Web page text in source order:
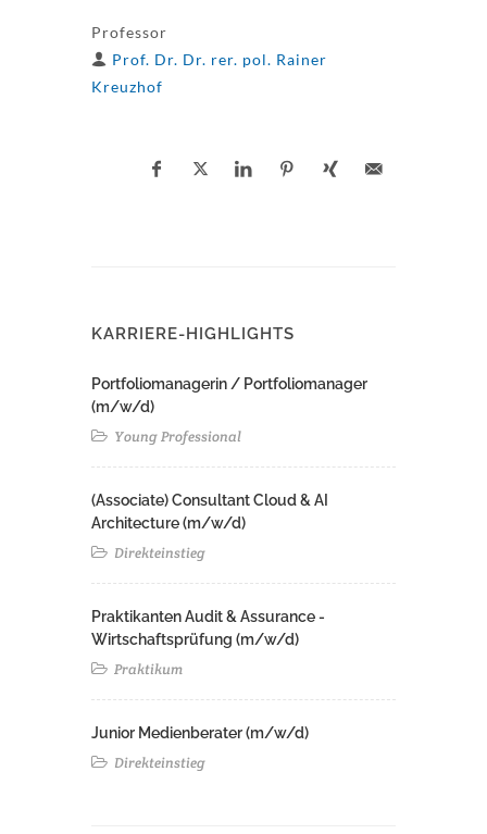
Professor
Prof. Dr. Dr. rer. pol. Rainer
Kreuzhof
KARRIERE-HIGHLIGHTS
Portfoliomanagerin / Portfoliomanager
(m/w/d)
Young Professional
(Associate) Consultant Cloud & AI
Architecture (m/w/d)​ ​
Direkteinstieg
Praktikanten Audit & Assurance -
Wirtschaftsprüfung (m/w/d)
Praktikum
Junior Medienberater (m/w/d)
Direkteinstieg